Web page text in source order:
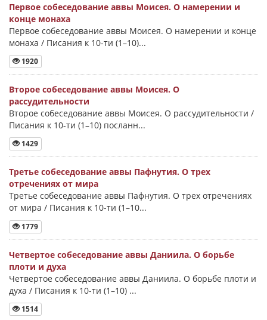
Первое собеседование аввы Моисея. О намерении и
конце монаха
Первое собеседование аввы Моисея. О намерении и конце
монаха / Писания к 10-ти (1–10)...
1920
Второе собеседование аввы Моисея. О
рассудительности
Второе собеседование аввы Моисея. О рассудительности /
Писания к 10-ти (1–10) посланн...
1429
Третье собеседование аввы Пафнутия. О трех
отречениях от мира
Третье собеседование аввы Пафнутия. О трех отречениях
от мира / Писания к 10-ти (1–10...
1779
Четвертое собеседование аввы Даниила. О борьбе
плоти и духа
Четвертое собеседование аввы Даниила. О борьбе плоти и
духа / Писания к 10-ти (1–10) ...
1514